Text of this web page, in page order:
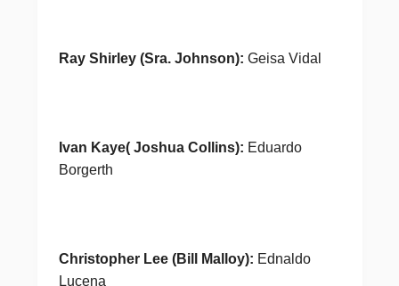
Ray Shirley (Sra. Johnson): Geisa Vidal
Ivan Kaye( Joshua Collins): Eduardo
Borgerth
Christopher Lee (Bill Malloy): Ednaldo
Lucena